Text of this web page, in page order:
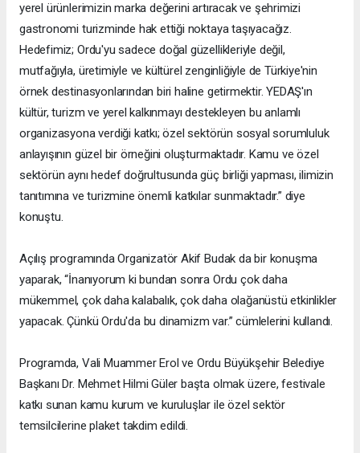
yerel ürünlerimizin marka değerini artıracak ve şehrimizi
gastronomi turizminde hak ettiği noktaya taşıyacağız.
Hedefimiz; Ordu'yu sadece doğal güzellikleriyle değil,
mutfağıyla, üretimiyle ve kültürel zenginliğiyle de Türkiye'nin
örnek destinasyonlarından biri haline getirmektir. YEDAŞ'ın
kültür, turizm ve yerel kalkınmayı destekleyen bu anlamlı
organizasyona verdiği katkı; özel sektörün sosyal sorumluluk
anlayışının güzel bir örneğini oluşturmaktadır. Kamu ve özel
sektörün aynı hedef doğrultusunda güç birliği yapması, ilimizin
tanıtımına ve turizmine önemli katkılar sunmaktadır.” diye
konuştu.
Açılış programında Organizatör Akif Budak da bir konuşma
yaparak, “İnanıyorum ki bundan sonra Ordu çok daha
mükemmel, çok daha kalabalık, çok daha olağanüstü etkinlikler
yapacak. Çünkü Ordu'da bu dinamizm var.” cümlelerini kullandı.
Programda, Vali Muammer Erol ve Ordu Büyükşehir Belediye
Başkanı Dr. Mehmet Hilmi Güler başta olmak üzere, festivale
katkı sunan kamu kurum ve kuruluşlar ile özel sektör
temsilcilerine plaket takdim edildi.